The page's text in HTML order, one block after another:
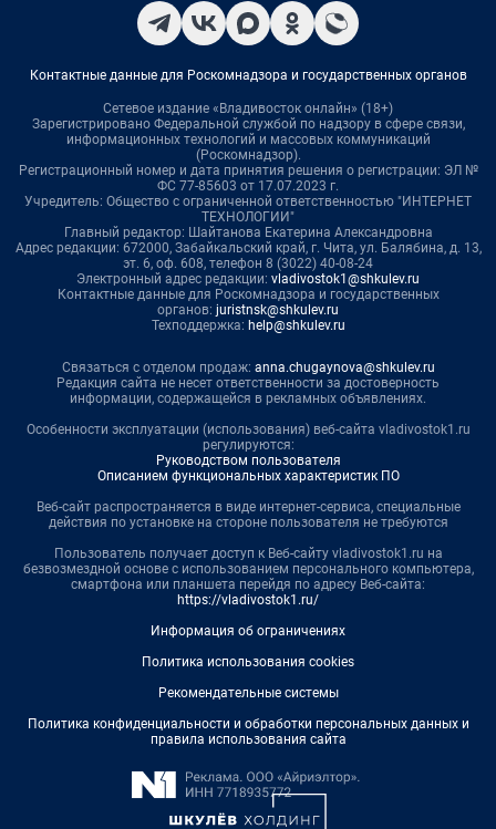
Контактные данные для Роскомнадзора и государственных органов
Сетевое издание «Владивосток онлайн» (18+)
Зарегистрировано Федеральной службой по надзору в сфере связи,
информационных технологий и массовых коммуникаций
(Роскомнадзор).
Регистрационный номер и дата принятия решения о регистрации: ЭЛ №
ФС 77-85603 от 17.07.2023 г.
Учредитель: Общество с ограниченной ответственностью "ИНТЕРНЕТ
ТЕХНОЛОГИИ"
Главный редактор: Шайтанова Екатерина Александровна
Адрес редакции: 672000, Забайкальский край, г. Чита, ул. Балябина, д. 13,
эт. 6, оф. 608, телефон 8 (3022) 40-08-24
Электронный адрес редакции: vladivostok1@shkulev.ru
Контактные данные для Роскомнадзора и государственных
органов: juristnsk@shkulev.ru
Техподдержка: help@shkulev.ru
Связаться с отделом продаж: anna.chugaynova@shkulev.ru
Редакция сайта не несет ответственности за достоверность
информации, содержащейся в рекламных объявлениях.
Особенности эксплуатации (использования) веб-сайта vladivostok1.ru
регулируются:
Руководством пользователя
Описанием функциональных характеристик ПО
Веб-сайт распространяется в виде интернет-сервиса, специальные
действия по установке на стороне пользователя не требуются
Пользователь получает доступ к Веб-сайту vladivostok1.ru на
безвозмездной основе с использованием персонального компьютера,
смартфона или планшета перейдя по адресу Веб-сайта:
https://vladivostok1.ru/
Информация об ограничениях
Политика использования cookies
Рекомендательные системы
Политика конфиденциальности и обработки персональных данных и
правила использования сайта